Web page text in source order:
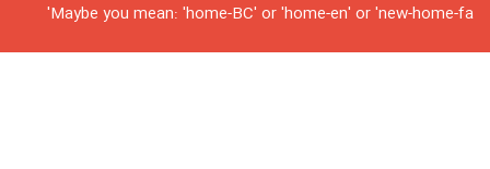
Maybe you mean: 'home-BC' or 'home-en' or 'new-home-fa'